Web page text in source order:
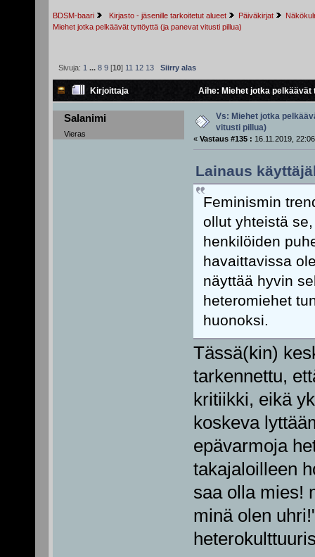
BDSM-baari Kirjasto - jäsenille tarkoitetut alueet Päiväkirjat
Miehet jotka pelkäävät tyttöyttä (ja panevat vitusti pillua)
Sivuja: 1 ... 8 9[10] 11 12 13 Siirry alas
Kirjoittaja Aihe: Miehet jotka
Salanimi
Vieras
Vs: Miehet jotka
vitusti pillua)
« Vastaus #135 : 16.11.2019,
Lainaus
Feminismin
ollut yhteistä
henkilöiden
havaittavissa
näyttää hyvin
heteromiehet
huonoksi.
Tässä(kin)
tarkennettu,
kritiikki, eikä
koskeva
epävarmoja
takajaloilleen
saa olla mies!
minä olen